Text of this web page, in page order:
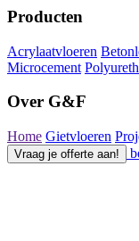
Producten
Acrylaatvloeren
Microcement
Over G&F
Home Gietvloeren
Vraag je offerte aan!